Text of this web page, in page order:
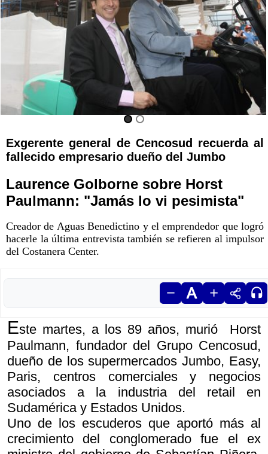
Exgerente general de Cencosud recuerda al
fallecido empresario dueño del Jumbo
Laurence Golborne sobre Horst
Paulmann: "Jamás lo vi pesimista"
Creador de Aguas Benedictino y el emprendedor que logró
hacerle la última entrevista también se refieren al impulsor
del Costanera Center.
Este martes, a los 89 años, murió Horst
Paulmann, fundador del Grupo Cencosud,
dueño de los supermercados Jumbo, Easy,
Paris, centros comerciales y negocios
asociados a la industria del retail en
Sudamérica y Estados Unidos.
Uno de los escuderos que aportó más al
crecimiento del conglomerado fue el ex